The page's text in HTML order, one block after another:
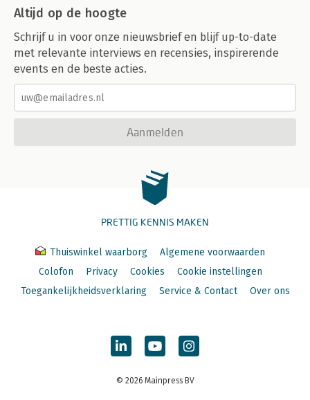
Altijd op de hoogte
Schrijf u in voor onze nieuwsbrief en blijf up-to-date
met relevante interviews en recensies, inspirerende
events en de beste acties.
Aanmelden
PRETTIG KENNIS MAKEN
Thuiswinkel waarborg
Algemene voorwaarden
Colofon
Privacy Cookies
Cookie instellingen
Toegankelijkheidsverklaring
Service & Contact Over ons
© 2026 Mainpress BV